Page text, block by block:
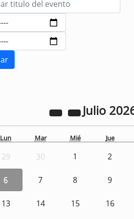
Julio
Lun Mar Mié Jue
29 30 1 2
6 7 8 9
13 14 15 16